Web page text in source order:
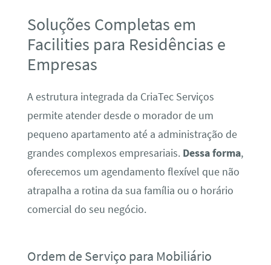
Soluções Completas em
Facilities para Residências e
Empresas
A estrutura integrada da CriaTec Serviços
permite atender desde o morador de um
pequeno apartamento até a administração de
grandes complexos empresariais. Dessa forma,
oferecemos um agendamento flexível que não
atrapalha a rotina da sua família ou o horário
comercial do seu negócio.
Ordem de Serviço para Mobiliário